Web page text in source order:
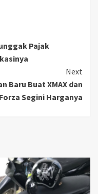
Pajak
Next
Baru Buat XMAX dan
Forza Segini Harganya